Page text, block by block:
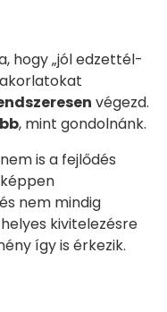
hogy „jól edzettél-
végezd.
, mint gondolnánk.
is a fejlődés
nem mindig
kivitelezésre
így is érkezik.